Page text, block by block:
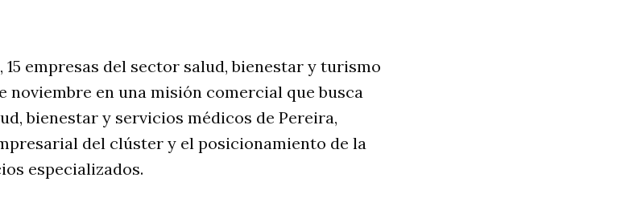
empresas del sector salud, bienestar y turismo
noviembre en una misión comercial que busca
bienestar y servicios médicos de Pereira,
del clúster y el posicionamiento de la
especializados.